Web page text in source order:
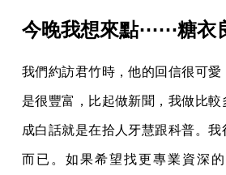
今晚我想來點⋯⋯糖衣
我們約訪君竹時，他的回信很可愛
是很豐富，比起做新聞，我做比
成白話就是在拾人牙慧跟科普。
而已。如果希望找更專業資深